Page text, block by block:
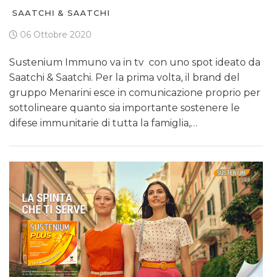
SAATCHI & SAATCHI
06 Ottobre 2020
Sustenium Immuno va in tv con uno spot ideato da
Saatchi & Saatchi. Per la prima volta, il brand del
gruppo Menarini esce in comunicazione proprio per
sottolineare quanto sia importante sostenere le
difese immunitarie di tutta la famiglia,…